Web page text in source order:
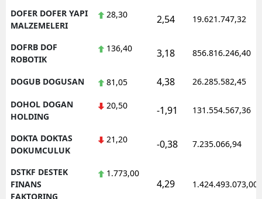
DOFER DOFER YAPI
MALZEMELERI
28,30 2,54 19.621.747,32
DOFRB DOF
ROBOTIK
136,40 3,18 856.816.246,40
DOGUB DOGUSAN 81,05 4,38 26.285.582,45
DOHOL DOGAN
HOLDING
20,50 -1,91 131.554.567,36
DOKTA DOKTAS
DOKUMCULUK
21,20 -0,38 7.235.066,94
DSTKF DESTEK
FINANS
FAKTORING
1.773,00
4,29 1.424.493.073,00